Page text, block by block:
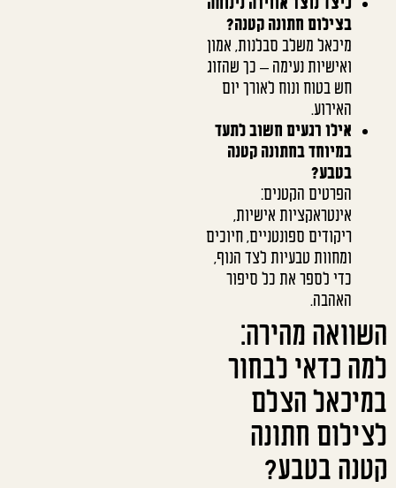
בצילום חתונה קטנה?
מיכאל משלב סבלנות, אמון
ואישיות נעימה – כך שהזוג
חש בטוח ונוח לאורך יום
האירוע.
אילו רגעים חשוב לתעד
במיוחד בחתונה קטנה
בטבע?
הפרטים הקטנים:
אינטראקציות אישיות,
ריקודים ספונטניים, חיוכים
ומחוות טבעיות לצד הנוף,
כדי לספר את כל סיפור
האהבה.
השוואה מהירה:
למה כדאי לבחור
במיכאל הצלם
לצילום חתונה
קטנה בטבע?